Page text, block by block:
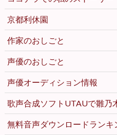
京都利休園
作家のおしごと
声優のおしごと
声優オーディション情報
歌声合成ソフトUTAUで雛乃
無料音声ダウンロードランキ